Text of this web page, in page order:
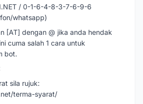
/ 0-1-6-4-8-3-7-6-9-6
whatsapp)
[AT] dengan @ jika anda hendak
cuma salah 1 cara untuk
bot.
sila rujuk:
terma-syarat/